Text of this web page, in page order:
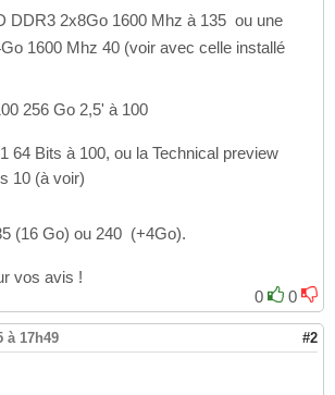
DDR3 2x8Go 1600 Mhz à 135  ou une
1600 Mhz 40 (voir avec celle installé
256 Go 2,5' à 100
64 Bits à 100, ou la Technical preview
10 (à voir)
(16 Go) ou 240  (+4Go).
vos avis !
0
0
à 17h49 #2